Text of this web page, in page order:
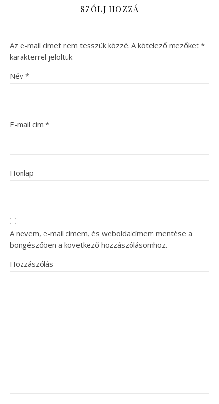
SZÓLJ HOZZÁ
Az e-mail címet nem tesszük közzé. A kötelező mezőket *
karakterrel jelöltük
Név *
E-mail cím *
Honlap
A nevem, e-mail címem, és weboldalcímem mentése a
böngészőben a következő hozzászólásomhoz.
Hozzászólás